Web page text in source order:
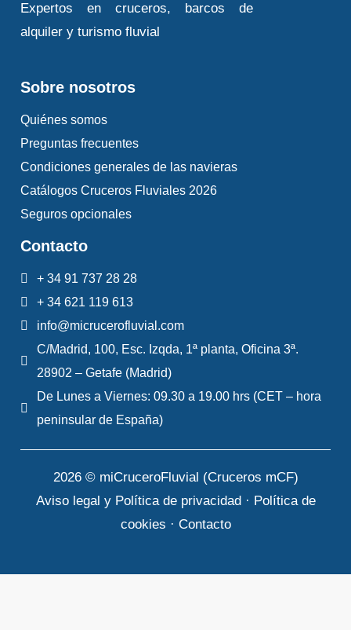
Expertos en cruceros, barcos de
alquiler y turismo fluvial
Sobre nosotros
Quiénes somos
Preguntas frecuentes
Condiciones generales de las navieras
Catálogos Cruceros Fluviales 2026
Seguros opcionales
Contacto
+ 34 91 737 28 28
+ 34 621 119 613
info@micrucerofluvial.com
C/Madrid, 100, Esc. Izqda, 1ª planta, Oficina 3ª.
28902 – Getafe (Madrid)
De Lunes a Viernes: 09.30 a 19.00 hrs (CET – hora
peninsular de España)
2026 © miCruceroFluvial (Cruceros mCF)
Aviso legal y Política de privacidad · Política de
cookies · Contacto